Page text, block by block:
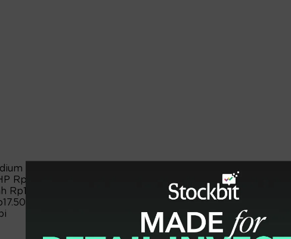
stabil dengan harga Rp12.500 sampai Rp14.000 per
Rp12.500 per kilogram, gula pasir Rp17.500 per kilogram,
Rp15.000 per liter, MINYAKITA Rp16.000 per liter, minyak
per liter (merk sovia), tepung terigu Rp13.000 per